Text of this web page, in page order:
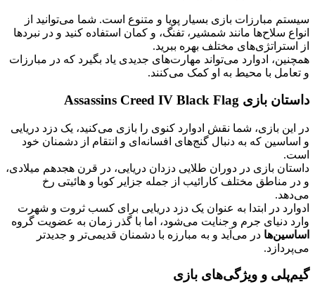
سیستم مبارزات بازی بسیار پویا و متنوع است. شما می‌توانید از
انواع سلاح‌ها مانند شمشیر، تفنگ، و کمان استفاده کنید و در نبردها
از استراتژی‌های مختلف بهره ببرید.
همچنین، ادوارد می‌تواند مهارت‌های جدیدی یاد بگیرد که در مبارزات
و تعامل با محیط به او کمک می‌کنند.
داستان بازی Assassins Creed IV Black Flag
در این بازی، شما نقش ادوارد کنوی را بازی می‌کنید، یک دزد دریایی
و اساسین که به دنبال گنج‌های افسانه‌ای و انتقام از دشمنان خود
است.
داستان بازی در دوران طلایی دزدان دریایی، در قرن هجدهم میلادی،
و در مناطق مختلف کارائیب از جمله جزایر کوبا و هائیتی رخ
می‌دهد.
ادوارد در ابتدا به عنوان یک دزد دریایی برای کسب ثروت و شهرت
وارد دنیای جرم و جنایت می‌شود، اما با گذر زمان به عضویت گروه
اساسین‌ها در می‌آید و به مبارزه با دشمنان قدیمی‌تر و جدیدتر
می‌پردازد.
گیم‌پلی و ویژگی‌های بازی